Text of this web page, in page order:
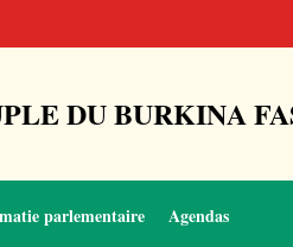
DU BURKINA
parlementaire Agendas